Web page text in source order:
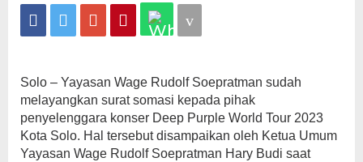
Yayasan
Wage
Rudolf
Somasi
Solo – Yayasan Wage Rudolf Soepratman sudah
melayangkan surat somasi kepada pihak
penyelenggara konser Deep Purple World Tour 2023
Kota Solo. Hal tersebut disampaikan oleh Ketua Umum
Yayasan Wage Rudolf Soepratman Hary Budi saat